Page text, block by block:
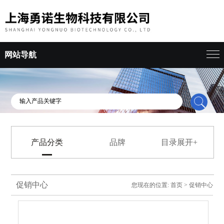
网站导航
产品分类 品牌 目录展开+
促销中心 您现在的位置: 首页> 促销中心